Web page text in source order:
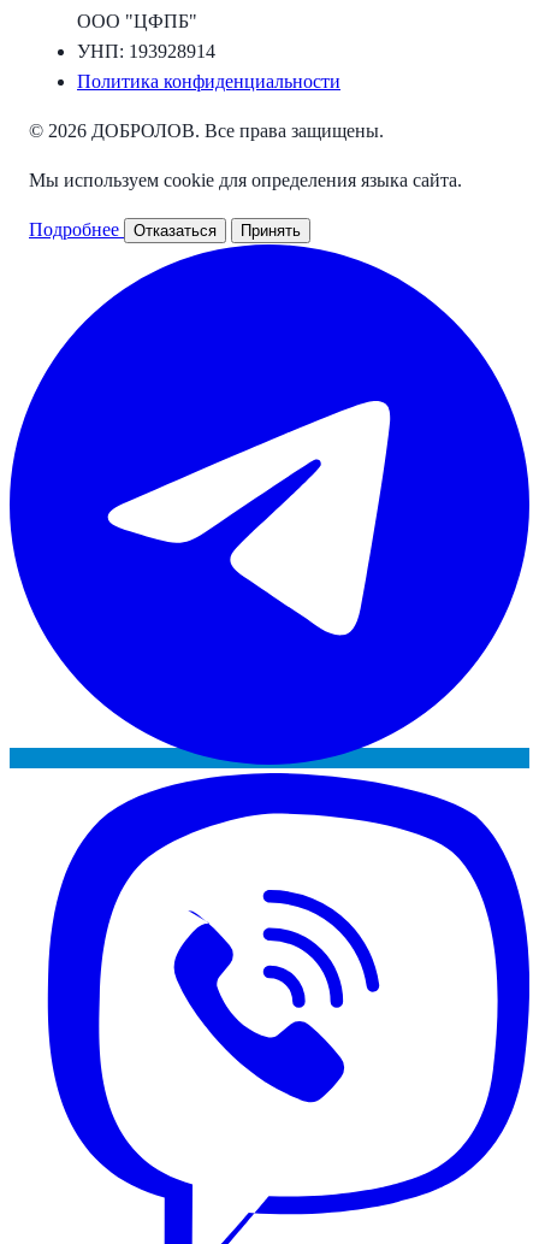
ООО "ЦФПБ"
УНП: 193928914
Политика конфиденциальности
© 2026 ДОБРОЛОВ. Все права защищены.
Мы используем cookie для определения языка сайта.
Подробнее Отказаться Принять